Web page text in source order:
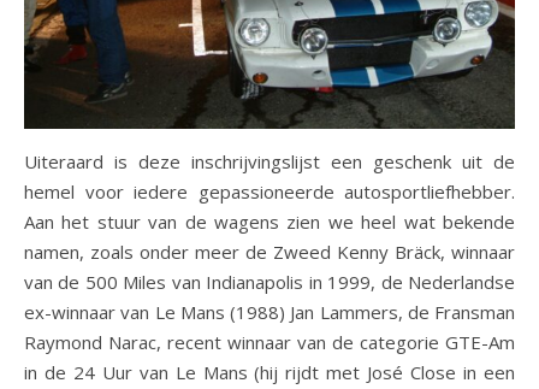
Uiteraard is deze inschrijvingslijst een geschenk uit de
hemel voor iedere gepassioneerde autosportliefhebber.
Aan het stuur van de wagens zien we heel wat bekende
namen, zoals onder meer de Zweed Kenny Bräck, winnaar
van de 500 Miles van Indianapolis in 1999, de Nederlandse
ex-winnaar van Le Mans (1988) Jan Lammers, de Fransman
Raymond Narac, recent winnaar van de categorie GTE-Am
in de 24 Uur van Le Mans (hij rijdt met José Close in een